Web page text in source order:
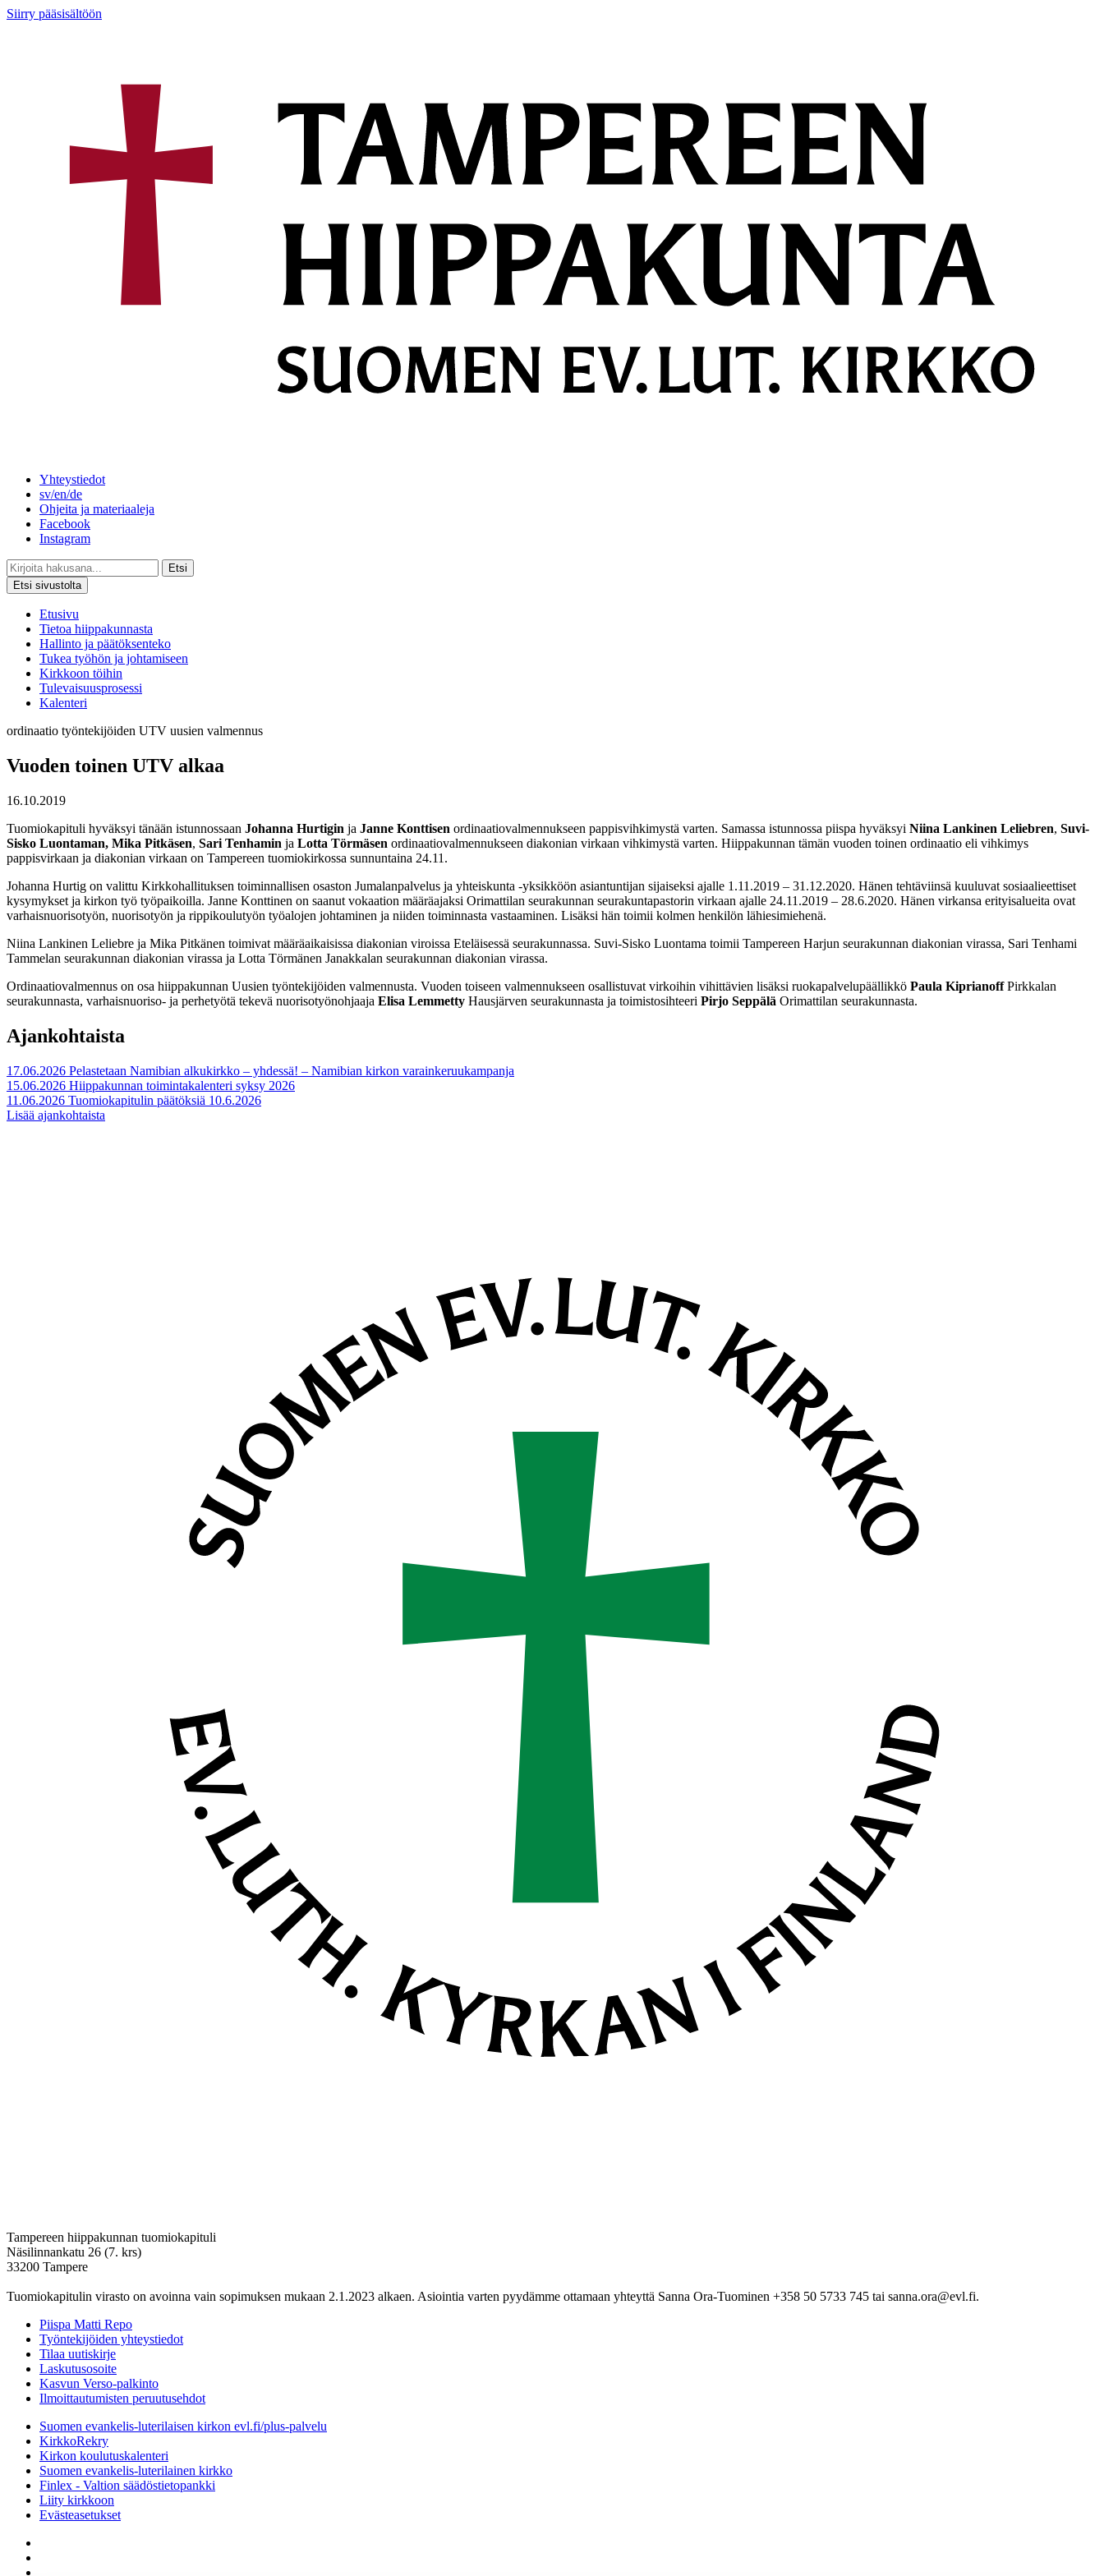
Siirry pääsisältöön
Yhteystiedot
sv/en/de
Ohjeita ja materiaaleja
Facebook
Instagram
Etsi
Etsi sivustolta
Etusivu
Tietoa hiippakunnasta
Hallinto ja päätöksenteko
Tukea työhön ja johtamiseen
Kirkkoon töihin
Tulevaisuusprosessi
Kalenteri
ordinaatio työntekijöiden UTV uusien valmennus
Vuoden toinen UTV alkaa
16.10.2019
Tuomiokapituli hyväksyi tänään istunnossaan Johanna Hurtigin ja Janne Konttisen ordinaatiovalmennukseen pappisvihkimystä varten. Samassa istunnossa piispa hyväksyi Niina Lankinen Leliebren, Suvi-
Sisko Luontaman, Mika Pitkäsen, Sari Tenhamin ja Lotta Törmäsen ordinaatiovalmennukseen diakonian virkaan vihkimystä varten. Hiippakunnan tämän vuoden toinen ordinaatio eli vihkimys
pappisvirkaan ja diakonian virkaan on Tampereen tuomiokirkossa sunnuntaina 24.11.
Johanna Hurtig on valittu Kirkkohallituksen toiminnallisen osaston Jumalanpalvelus ja yhteiskunta -yksikköön asiantuntijan sijaiseksi ajalle 1.11.2019 – 31.12.2020. Hänen tehtäviinsä kuuluvat sosiaalieettiset
kysymykset ja kirkon työ työpaikoilla. Janne Konttinen on saanut vokaation määräajaksi Orimattilan seurakunnan seurakuntapastorin virkaan ajalle 24.11.2019 – 28.6.2020. Hänen virkansa erityisalueita ovat
varhaisnuorisotyön, nuorisotyön ja rippikoulutyön työalojen johtaminen ja niiden toiminnasta vastaaminen. Lisäksi hän toimii kolmen henkilön lähiesimiehenä.
Niina Lankinen Leliebre ja Mika Pitkänen toimivat määräaikaisissa diakonian viroissa Eteläisessä seurakunnassa. Suvi-Sisko Luontama toimii Tampereen Harjun seurakunnan diakonian virassa, Sari Tenhami
Tammelan seurakunnan diakonian virassa ja Lotta Törmänen Janakkalan seurakunnan diakonian virassa.
Ordinaatiovalmennus on osa hiippakunnan Uusien työntekijöiden valmennusta. Vuoden toiseen valmennukseen osallistuvat virkoihin vihittävien lisäksi ruokapalvelupäällikkö Paula KiprianoffPirkkalan
seurakunnasta, varhaisnuoriso- ja perhetyötä tekevä nuorisotyönohjaaja Elisa Lemmetty Hausjärven seurakunnasta ja toimistosihteeri Pirjo Seppälä Orimattilan seurakunnasta.
Ajankohtaista
17.06.2026 Pelastetaan Namibian alkukirkko – yhdessä! – Namibian kirkon varainkeruukampanja
15.06.2026 Hiippakunnan toimintakalenteri syksy 2026
11.06.2026 Tuomiokapitulin päätöksiä 10.6.2026
Lisää ajankohtaista
Tampereen hiippakunnan tuomiokapituli
Näsilinnankatu 26 (7. krs)
33200 Tampere
Tuomiokapitulin virasto on avoinna vain sopimuksen mukaan 2.1.2023 alkaen. Asiointia varten pyydämme ottamaan yhteyttä Sanna Ora-Tuominen +358 50 5733 745 tai sanna.ora@evl.fi.
Piispa Matti Repo
Työntekijöiden yhteystiedot
Tilaa uutiskirje
Laskutusosoite
Kasvun Verso-palkinto
Ilmoittautumisten peruutusehdot
Suomen evankelis-luterilaisen kirkon evl.fi/plus-palvelu
KirkkoRekry
Kirkon koulutuskalenteri
Suomen evankelis-luterilainen kirkko
Finlex - Valtion säädöstietopankki
Liity kirkkoon
Evästeasetukset